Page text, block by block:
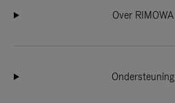
Over RIMOWA
Ondersteuning